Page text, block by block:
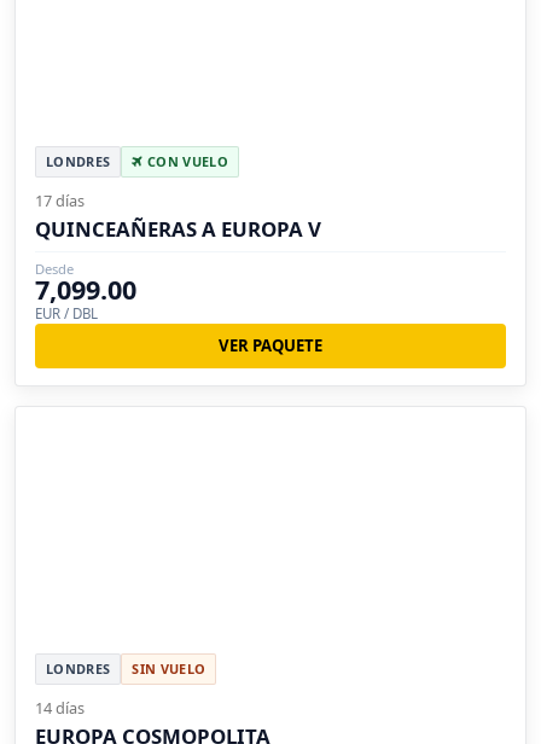
LONDRES CON VUELO
17 días
QUINCEAÑERAS A EUROPA V
Desde
7,099.00
EUR / DBL
VER PAQUETE
LONDRES SIN VUELO
14 días
EUROPA COSMOPOLITA